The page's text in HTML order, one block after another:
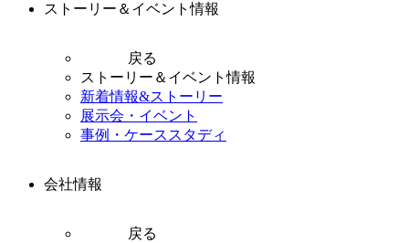
ストーリー＆イベント情報
戻る
ストーリー＆イベント情報
新着情報&ストーリー
展示会・イベント
事例・ケーススタディ
会社情報
戻る